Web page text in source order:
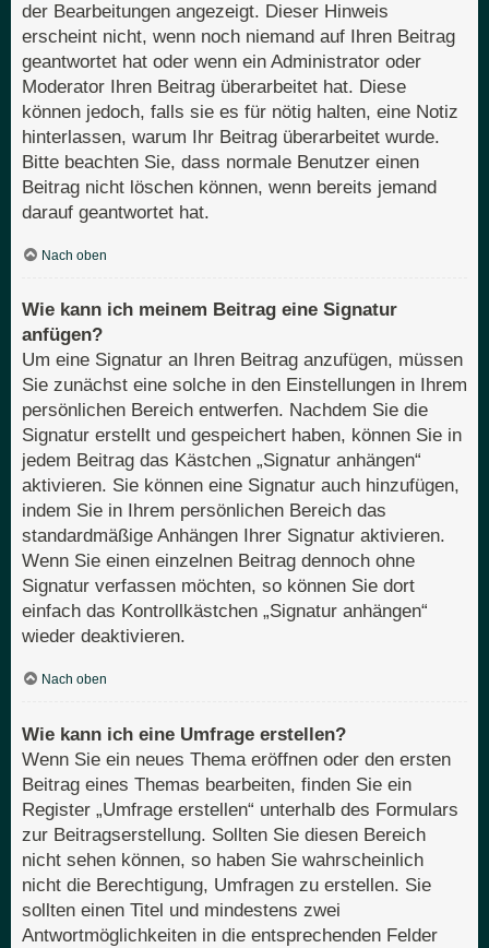
der Bearbeitungen angezeigt. Dieser Hinweis
erscheint nicht, wenn noch niemand auf Ihren Beitrag
geantwortet hat oder wenn ein Administrator oder
Moderator Ihren Beitrag überarbeitet hat. Diese
können jedoch, falls sie es für nötig halten, eine Notiz
hinterlassen, warum Ihr Beitrag überarbeitet wurde.
Bitte beachten Sie, dass normale Benutzer einen
Beitrag nicht löschen können, wenn bereits jemand
darauf geantwortet hat.
Nach oben
Wie kann ich meinem Beitrag eine Signatur
anfügen?
Um eine Signatur an Ihren Beitrag anzufügen, müssen
Sie zunächst eine solche in den Einstellungen in Ihrem
persönlichen Bereich entwerfen. Nachdem Sie die
Signatur erstellt und gespeichert haben, können Sie in
jedem Beitrag das Kästchen „Signatur anhängen“
aktivieren. Sie können eine Signatur auch hinzufügen,
indem Sie in Ihrem persönlichen Bereich das
standardmäßige Anhängen Ihrer Signatur aktivieren.
Wenn Sie einen einzelnen Beitrag dennoch ohne
Signatur verfassen möchten, so können Sie dort
einfach das Kontrollkästchen „Signatur anhängen“
wieder deaktivieren.
Nach oben
Wie kann ich eine Umfrage erstellen?
Wenn Sie ein neues Thema eröffnen oder den ersten
Beitrag eines Themas bearbeiten, finden Sie ein
Register „Umfrage erstellen“ unterhalb des Formulars
zur Beitragserstellung. Sollten Sie diesen Bereich
nicht sehen können, so haben Sie wahrscheinlich
nicht die Berechtigung, Umfragen zu erstellen. Sie
sollten einen Titel und mindestens zwei
Antwortmöglichkeiten in die entsprechenden Felder